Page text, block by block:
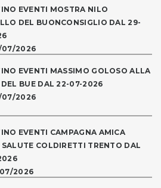
EVENTI MOSTRA NILO
DEL BUONCONSIGLIO DAL 29-
07/2026
EVENTI MASSIMO GOLOSO ALLA
DEL BUE DAL 22-07-2026
07/2026
EVENTI CAMPAGNA AMICA
SALUTE COLDIRETTI TRENTO DAL
2026